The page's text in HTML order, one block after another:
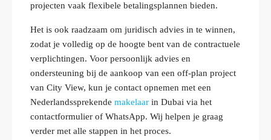
projecten vaak flexibele betalingsplannen bieden.
Het is ook raadzaam om juridisch advies in te winnen,
zodat je volledig op de hoogte bent van de contractuele
verplichtingen. Voor persoonlijk advies en
ondersteuning bij de aankoop van een off-plan project
van City View, kun je contact opnemen met een
Nederlandssprekende makelaar in Dubai via het
contactformulier of WhatsApp. Wij helpen je graag
verder met alle stappen in het proces.